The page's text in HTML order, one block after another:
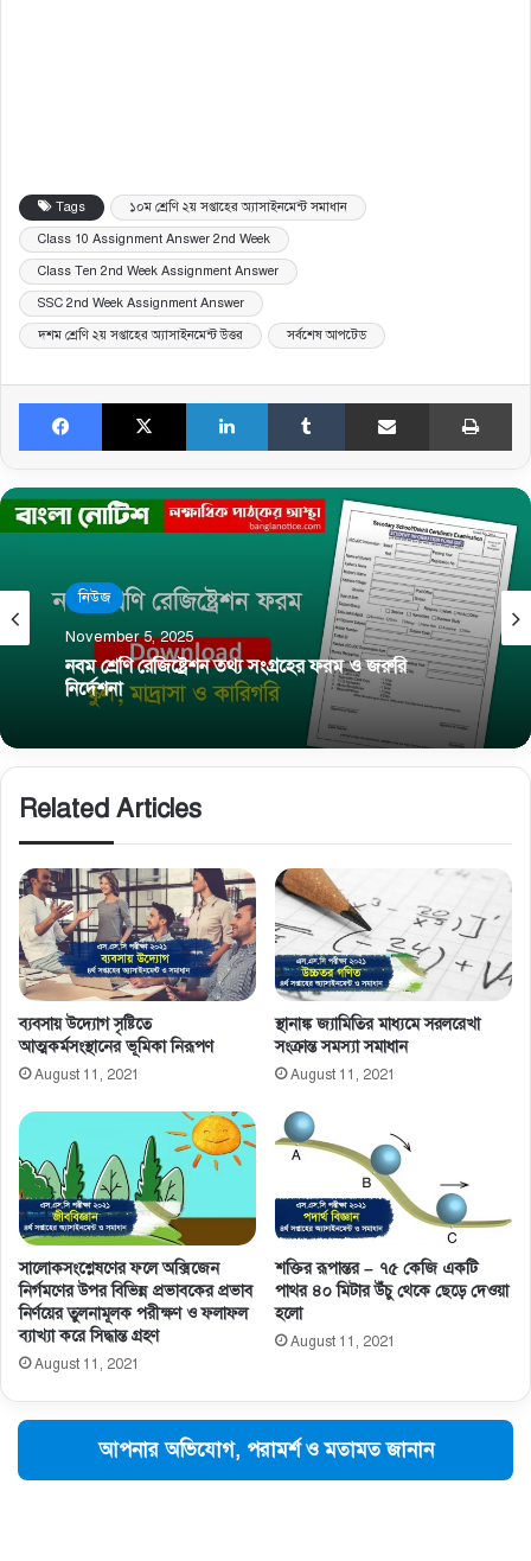
Tags ১০ম শ্রেণি ২য় সপ্তাহের অ্যাসাইনমেন্ট সমাধান
Class 10 Assignment Answer 2nd Week
Class Ten 2nd Week Assignment Answer
SSC 2nd Week Assignment Answer
দশম শ্রেণি ২য় সপ্তাহের অ্যাসাইনমেন্ট উত্তর সর্বশেষ আপটেড
Facebook X LinkedIn Tumblr Share via Email
নিউজ
November 5, 2025
নবম শ্রেণি রেজিষ্ট্রেশন তথ্য সংগ্রহের ফরম ও জরুরি
নির্দেশনা
Related Articles
ব্যবসায় উদ্যোগ সৃষ্টিতে
আত্মকর্মসংস্থানের ভূমিকা নিরূপণ
August 11, 2021
স্থানাঙ্ক জ্যামিতির মাধ্যমে সরলরেখা
সংক্রান্ত সমস্যা সমাধান
August 11, 2021
সালােকসংশ্লেষণের ফলে অক্সিজেন
নির্গমণের উপর বিভিন্ন প্রভাবকের প্রভাব
নির্ণয়ের তুলনামূলক পরীক্ষণ ও ফলাফল
ব্যাখ্যা করে সিদ্ধান্ত গ্রহণ
August 11, 2021
শক্তির রূপান্তর – ৭৫ কেজি একটি
পাথর ৪০ মিটার উঁচু থেকে ছেড়ে দেওয়া
হলো
August 11, 2021
আপনার অভিযোগ, পরামর্শ ও মতামত জানান